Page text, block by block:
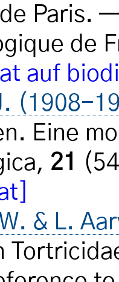
Paris.
de
auf
(1908-
Eine
21
& L.